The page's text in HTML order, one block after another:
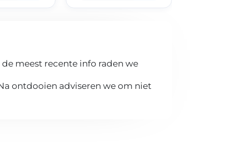
meest recente info raden we
ontdooien adviseren we om niet